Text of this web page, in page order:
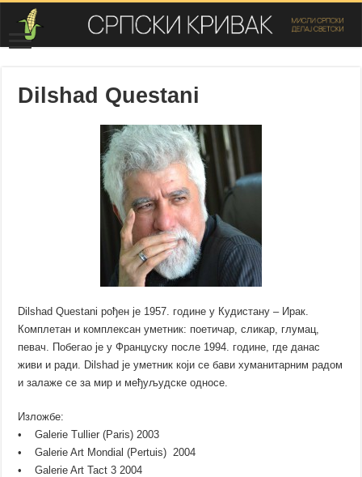
Dilshad Questani
Dilshad Questani рођен је 1957. године у Кудистану – Ирак.
Комплетан и комплексан уметник: поетичар, сликар, глумац,
певач. Побегао је у Француску после 1994. године, где данас
живи и ради. Dilshad је уметник који се бави хуманитарним радом
и залаже се за мир и међуљудске односе.
Изложбе:
• Galerie Tullier (Paris) 2003
• Galerie Art Mondial (Pertuis) 2004
• Galerie Art Tact 3 2004